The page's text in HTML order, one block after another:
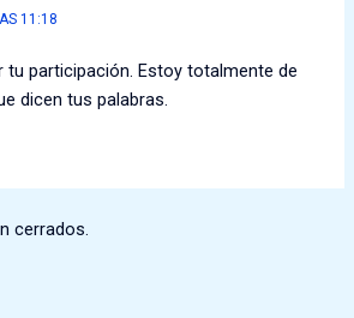
11:18
tu participación. Estoy totalmente de
dicen tus palabras.
cerrados.